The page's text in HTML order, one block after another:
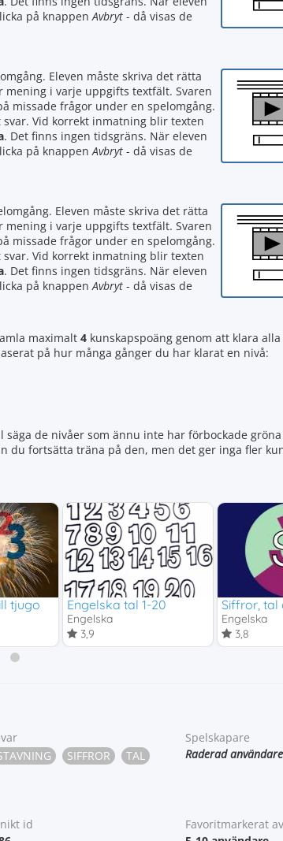
på knappenAvbryt - då visas de
Eleven måste skriva det rätta
i varje uppgifts textfält. Svaren
missade frågor under en spelomgång.
Vid korrekt inmatning blir texten
. Det finns ingen tidsgräns. När eleven
på knappenAvbryt - då visas de
Eleven måste skriva det rätta
i varje uppgifts textfält. Svaren
missade frågor under en spelomgång.
Vid korrekt inmatning blir texten
. Det finns ingen tidsgräns. När eleven
på knappenAvbryt - då visas de
maximalt 4 kunskapspoäng genom att klara alla
på hur många gånger du har klarat en nivå:
de nivåer som ännu inte har förbockade
du fortsätta träna på den, men det ger inga fler
tjugo Engelska tal 1-20
Engelska
3,9
Siffror, tal
Engelska
3,8
SIFFROR TAL
Spelskapare
Raderad användare
id
Favoritmarkerat av